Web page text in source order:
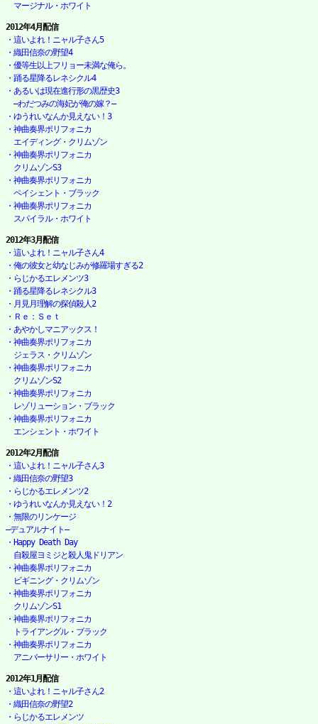
マージナル・ホワイト
2012年4月配信
・這いよれ！ニャル子さん5
・織田信奈の野望4
・優等生以上フリョー未満な俺ら。
・踊る星降るレネシクル4
・あるいは現在進行形の黒歴史3
―わだつみの海妃が俺の嫁？―
・ゆうれいなんか見えない！3
・神曲奏界ポリフォニカ
エイディング・クリムゾン
・神曲奏界ポリフォニカ
クリムゾンS3
・神曲奏界ポリフォニカ
ペイシェント・ブラック
・神曲奏界ポリフォニカ
スパイラル・ホワイト
2012年3月配信
・這いよれ！ニャル子さん4
・俺の彼女と幼なじみが修羅場すぎる2
・らじかるエレメンツ3
・踊る星降るレネシクル3
・月見月理解の探偵殺人2
・Ｒｅ：Ｓｅｔ
・あやかしマニアックス！
・神曲奏界ポリフォニカ
ジェラス・クリムゾン
・神曲奏界ポリフォニカ
クリムゾンS2
・神曲奏界ポリフォニカ
レゾリューション・ブラック
・神曲奏界ポリフォニカ
エンシェント・ホワイト
2012年2月配信
・這いよれ！ニャル子さん3
・織田信奈の野望3
・らじかるエレメンツ2
・ゆうれいなんか見えない！2
・無限のリンケージ
―デュアルナイト―
・Happy Death Day
自殺屋ヨミジと殺人鬼ドリアン
・神曲奏界ポリフォニカ
ビギニング・クリムゾン
・神曲奏界ポリフォニカ
クリムゾンS1
・神曲奏界ポリフォニカ
トライアングル・ブラック
・神曲奏界ポリフォニカ
アニバーサリー・ホワイト
2012年1月配信
・這いよれ！ニャル子さん2
・織田信奈の野望2
・らじかるエレメンツ